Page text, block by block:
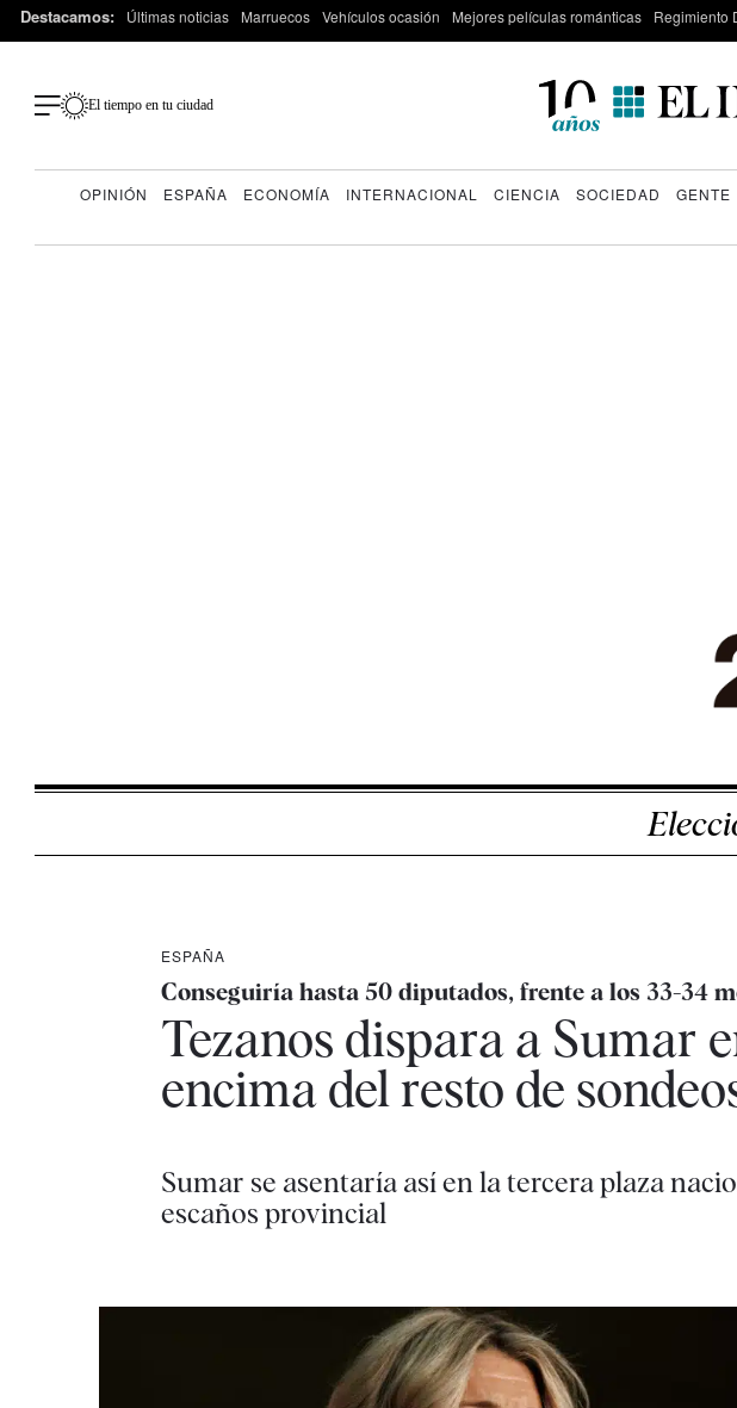
Destacamos: Últimas noticias Marruecos Vehículos ocasión Mejores películas románticas Regimiento
El tiempo en tu ciudad
OPINIÓN ESPAÑA ECONOMÍA INTERNACIONAL CIENCIA SOCIEDAD GENTE
ESPAÑA
Conseguiría hasta 50 diputados, frente a los 33-34
Tezanos dispara a Sumar
encima del resto de
Sumar se asentaría así en la tercera plaza
escaños provincial